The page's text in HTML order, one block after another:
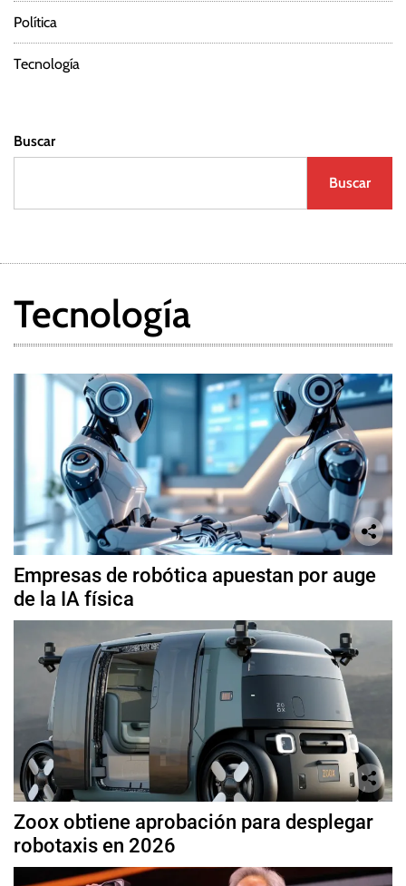
Política
Tecnología
Buscar
Buscar
Tecnología
Empresas de robótica apuestan por auge
de la IA física
Zoox obtiene aprobación para desplegar
robotaxis en 2026